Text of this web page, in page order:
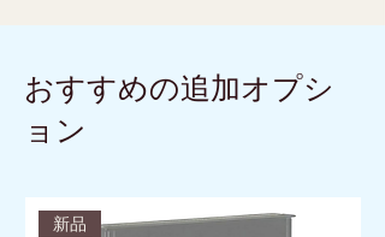
おすすめの追加オプシ
ョン
新品